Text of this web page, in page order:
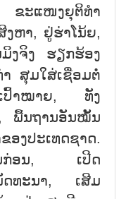
ຂະແໜງຍຸຕິທຳ
ງຫາ, ຢູ່ຮ່າໂນ້ຍ,
ງຈິງ ຮຽກຮ້ອງ
ສຸມໃສ່ເຊື່ອມຕໍ່
ເປົ້າໝາຍ, ທັງ
ພື້ນຖານອັນໝັ້ນ
ງປະເທດຊາດ.
ດີນກ່ອນ, ເປີດ
ພັດທະນາ, ເສີມ